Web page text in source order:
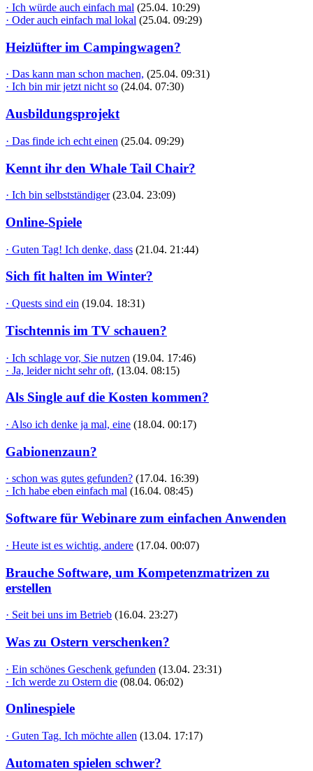
· Ich würde auch einfach mal (25.04. 10:29)
· Oder auch einfach mal lokal (25.04. 09:29)
Heizlüfter im Campingwagen?
· Das kann man schon machen, (25.04. 09:31)
· Ich bin mir jetzt nicht so (24.04. 07:30)
Ausbildungsprojekt
· Das finde ich echt einen (25.04. 09:29)
Kennt ihr den Whale Tail Chair?
· Ich bin selbstständiger (23.04. 23:09)
Online-Spiele
· Guten Tag! Ich denke, dass (21.04. 21:44)
Sich fit halten im Winter?
· Quests sind ein (19.04. 18:31)
Tischtennis im TV schauen?
· Ich schlage vor, Sie nutzen (19.04. 17:46)
· Ja, leider nicht sehr oft, (13.04. 08:15)
Als Single auf die Kosten kommen?
· Also ich denke ja mal, eine (18.04. 00:17)
Gabionenzaun?
· schon was gutes gefunden? (17.04. 16:39)
· Ich habe eben einfach mal (16.04. 08:45)
Software für Webinare zum einfachen Anwenden
· Heute ist es wichtig, andere (17.04. 00:07)
Brauche Software, um Kompetenzmatrizen zu
erstellen
· Seit bei uns im Betrieb (16.04. 23:27)
Was zu Ostern verschenken?
· Ein schönes Geschenk gefunden (13.04. 23:31)
· Ich werde zu Ostern die (08.04. 06:02)
Onlinespiele
· Guten Tag. Ich möchte allen (13.04. 17:17)
Automaten spielen schwer?